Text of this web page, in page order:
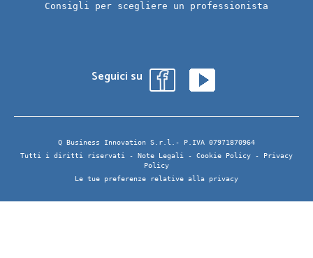
Consigli per scegliere un professionista
Seguici su
Q Business Innovation S.r.l.- P.IVA 07971870964
Tutti i diritti riservati - Note Legali - Cookie Policy -
Privacy
Policy
Le tue preferenze relative alla privacy